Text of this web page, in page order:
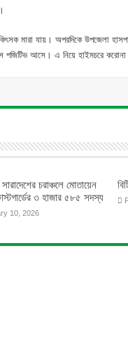
মারা যায়। অপরদিকে উপজেলা
পজিটিভ আসে। এ নিয়ে হাইমচরে
চরাঞ্চলে মোতায়েন
৩ হাজার ৫৮৫ সদস্য
10, 2026